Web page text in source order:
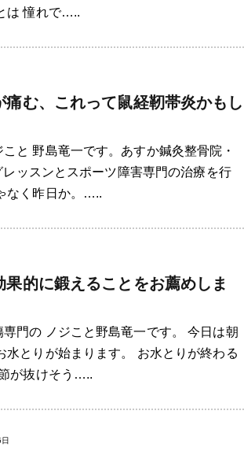
は 憧れで…..
む、これって鼠経靭帯炎かもし
と 野島竜一です。あすか鍼灸整骨院・
ッスンとスポーツ障害専門の治療を行
なく昨日か。…..
的に鍛えることをお薦めしま
門の ノジこと野島竜一です。 今日は朝
とりが始まります。 お水とりが終わる
が抜けそう…..